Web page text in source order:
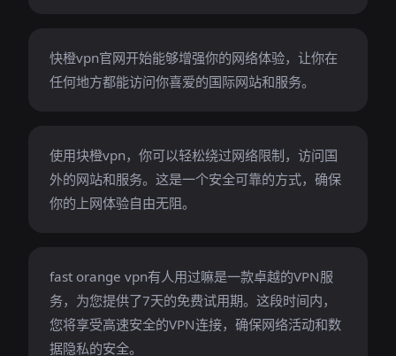
快橙vpn官网开始能够增强你的网络体验，让你在
任何地方都能访问你喜爱的国际网站和服务。
使用块橙vpn，你可以轻松绕过网络限制，访问国
外的网站和服务。这是一个安全可靠的方式，确保
你的上网体验自由无阻。
fast orange vpn有人用过嘛是一款卓越的VPN服
务，为您提供了7天的免费试用期。这段时间内，
您将享受高速安全的VPN连接，确保网络活动和数
据隐私的安全。